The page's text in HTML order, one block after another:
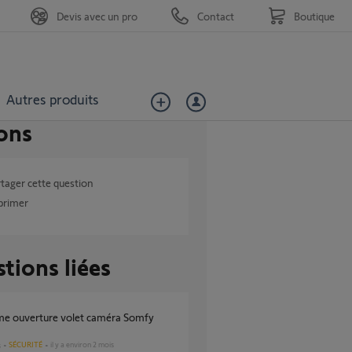
Autres produits
Devis avec un pro Contact Boutique
cette question
liées
SÉCURITÉ il y a environ 2 mois